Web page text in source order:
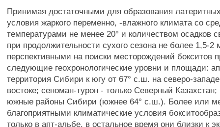
Принимая достаточными для образования
условия жаркого переменно, -влажного климата со
температурами не менее 20° и количеством осадков
при продолжительности сухого сезона не более 1,5-2
перспективными на поиски месторождений бокситов
следующие геохронологические уровни и площади:
территория Сибири к югу от 67° с.ш. на северо-
востоке; сеноман-турон - только Северный
южные районы Сибири (южнее 64° с.ш.). Более или
благоприятными климатические условия
только в апт-альбе, в остальное время они близки к